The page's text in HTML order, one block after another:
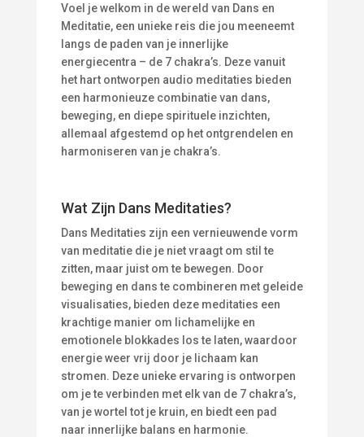
Voel je welkom in de wereld van Dans en
Meditatie, een unieke reis die jou meeneemt
langs de paden van je innerlijke
energiecentra – de 7 chakra’s. Deze vanuit
het hart ontworpen audio meditaties bieden
een harmonieuze combinatie van dans,
beweging, en diepe spirituele inzichten,
allemaal afgestemd op het ontgrendelen en
harmoniseren van je chakra’s.
Wat Zijn Dans Meditaties?
Dans Meditaties zijn een vernieuwende vorm
van meditatie die je niet vraagt om stil te
zitten, maar juist om te bewegen. Door
beweging en dans te combineren met geleide
visualisaties, bieden deze meditaties een
krachtige manier om lichamelijke en
emotionele blokkades los te laten, waardoor
energie weer vrij door je lichaam kan
stromen. Deze unieke ervaring is ontworpen
om je te verbinden met elk van de 7 chakra’s,
van je wortel tot je kruin, en biedt een pad
naar innerlijke balans en harmonie.